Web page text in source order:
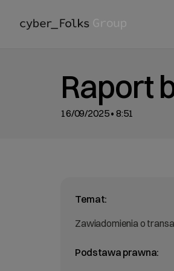
Raport
16/09/2025 • 8:51
Temat:
Zawiadomienia o
Podstawa prawna: